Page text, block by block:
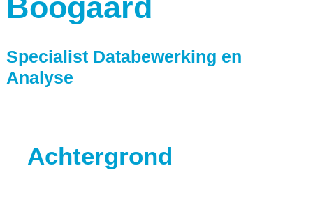
Boogaard
Specialist Databewerking en
Analyse
Achtergrond